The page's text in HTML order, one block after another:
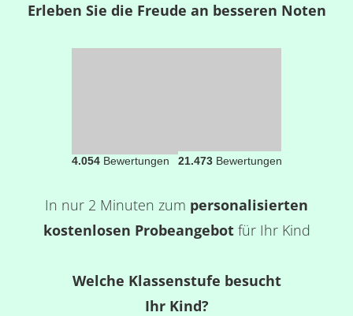
Erleben Sie die Freude an besseren Noten
4.054Bewertungen 21.473Bewertungen
In nur 2 Minuten zum personalisierten
kostenlosen Probeangebotfür Ihr Kind
Welche Klassenstufe besucht
Ihr Kind?